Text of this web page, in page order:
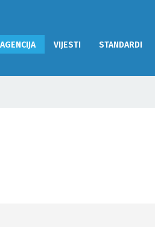
AGENCIJA VIJESTI STANDARDI